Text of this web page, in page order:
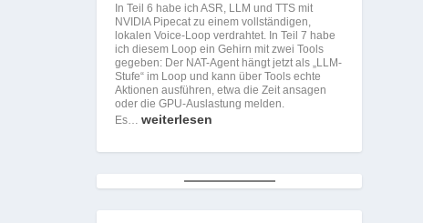
In Teil 6 habe ich ASR, LLM und TTS mit
NVIDIA Pipecat zu einem vollständigen,
lokalen Voice-Loop verdrahtet. In Teil 7 habe
ich diesem Loop ein Gehirn mit zwei Tools
gegeben: Der NAT-Agent hängt jetzt als „LLM-
Stufe“ im Loop und kann über Tools echte
Aktionen ausführen, etwa die Zeit ansagen
oder die GPU-Auslastung melden.
Es…weiterlesen